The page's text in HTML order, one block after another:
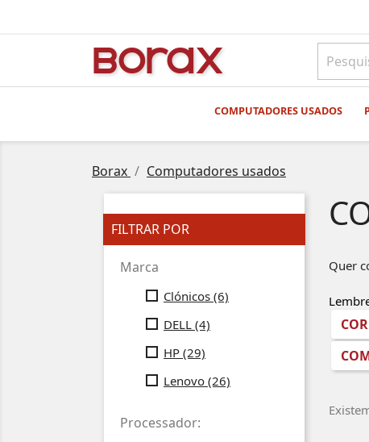
BOrAx
COMPUTADORES USADOS
Borax Computadores usados
FILTRAR POR
Marca
Clónicos (6)
DELL (4)
HP (29)
Lenovo (26)
Processador:
Quer